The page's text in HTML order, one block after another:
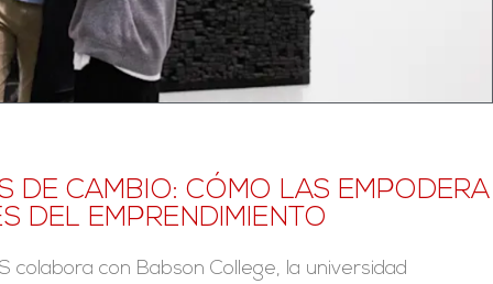
DE CAMBIO: CÓMO LAS EMPODERA
DEL EMPRENDIMIENTO
con Babson College, la universidad